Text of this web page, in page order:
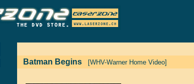
Batman Begins [WHV-Warner Home Video]